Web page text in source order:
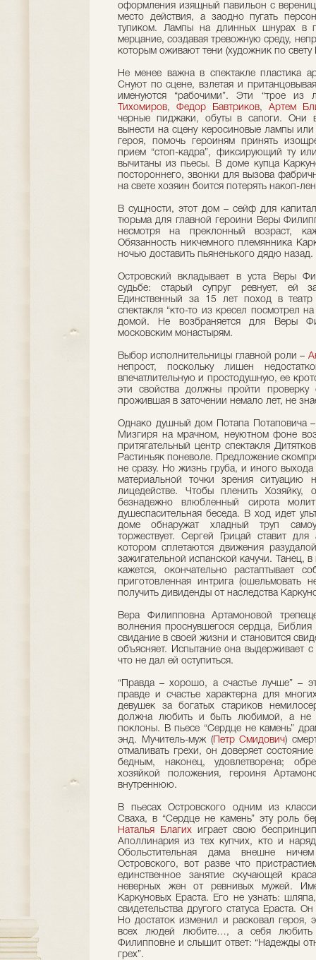
оформления изящный павильон с
место действия, а заодно пугать
тупиком. Лампы на длинных шнурах в
мерцание, создавая тревожную среду,
которым оживают тени (художник по свету
Не менее важна в спектакле пластика
Снуют по сцене, взлетая и
именуются “рабочими”. Эти “трое
Тихомиров, Федор Бавтриков, Артем
черные пиджаки, обуты в сапоги. Они
вынести на сцену керосиновые лампы
героя, помочь героиням принять
прием “стоп-кадра”, фиксирующий ту
вычитаны из пьесы. В доме купца
постороннего, звонки для вызова
на свете хозяин боится потерять накоп-
В сущности, этот дом – сейф для
тюрьма для главной героини Веры
несмотря на преклонный возраст,
Обязанность никчемного племянника
ночью доставить пьяненького дядю назад.
Островский вкладывает в уста Веры
судьбе: старый супруг ревнует, ей
Единственный за 15 лет поход в
спектакля “кто-то из кресел посмотрел
домой. Не возбраняется для Веры
московским монастырям.
Выбор исполнительницы главной роли –
непрост, поскольку лишен
впечатлительную и простодушную, ее
эти свойства должны пройти
прожившая в заточении немало лет, не
Однако душный дом Потапа Потаповича
Мизгиря на мрачном, неуютном фоне
притягательный центр спектакля
Растиньяк поневоле. Предложение
не сразу. Но жизнь груба, и иного
материальной точки зрения ситуацию
лицедействе. Чтобы пленить
безнадежно влюбленный сирота
душеспасительная беседа. В ход идет
доме обнаружат хладный труп
торжествует. Сергей Грицай ставит
котором сплетаются движения
зажигательной испанской качучи. Танец,
кажется, окончательно растаптывает
приготовленная интрига (ошельмовать
получить дивиденды от наследства
Вера Филипповна Артамоновой
волнения проснувшегося сердца,
свидание в своей жизни и становится
объясняет. Испытание она выдерживает
что не дал ей оступиться.
“Правда – хорошо, а счастье лучше” –
правде и счастье характерна для
девушек за богатых стариков
должна любить и быть любимой, а не
поклоны. В пьесе “Сердце не камень”
энд. Мучитель-муж (Петр Смидович)
отмаливать грехи, он доверяет
бедным, наконец, удовлетворена;
хозяйкой положения, героиня
внутреннюю.
В пьесах Островского одним из
Сваха, в “Сердце не камень” эту роль
Наталья Благих играет свою
Аполлинария из тех купчих, кто и
Обольстительная дама внешне
Островского, вот разве что
единственное занятие скучающей
неверных жен от ревнивых мужей.
Каркуновых Ераста. Его не узнать:
свидетельства другого статуса
Но достаток изменил и расковал героя,
всех людей любите…, а себя любить
Филипповне и слышит ответ: “Надежды
грех”.